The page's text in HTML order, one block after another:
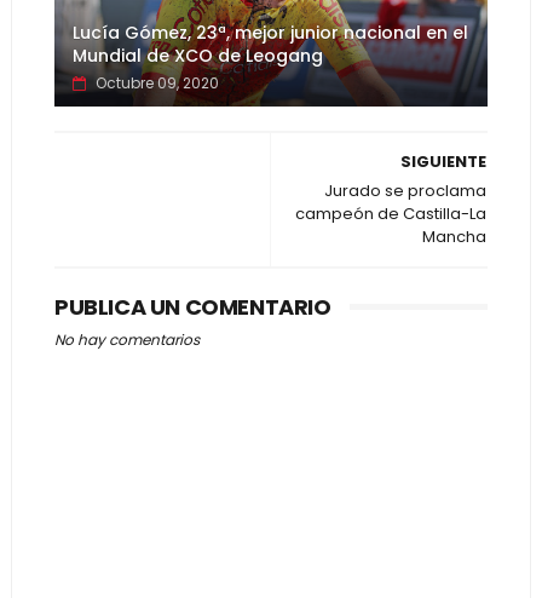
Lucía Gómez, 23ª, mejor junior nacional en el
Mundial de XCO de Leogang
Octubre 09, 2020
SIGUIENTE
Jurado se proclama
campeón de Castilla-La
Mancha
PUBLICA UN COMENTARIO
No hay comentarios